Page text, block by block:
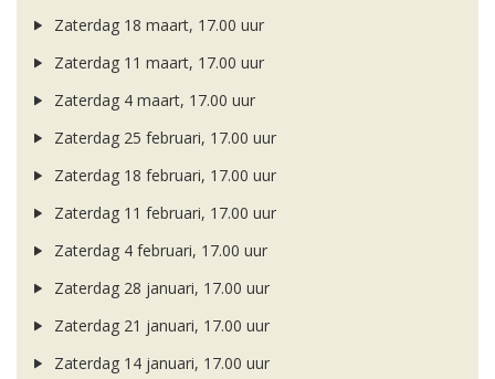
Zaterdag 18 maart, 17.00 uur
Zaterdag 11 maart, 17.00 uur
Zaterdag 4 maart, 17.00 uur
Zaterdag 25 februari, 17.00 uur
Zaterdag 18 februari, 17.00 uur
Zaterdag 11 februari, 17.00 uur
Zaterdag 4 februari, 17.00 uur
Zaterdag 28 januari, 17.00 uur
Zaterdag 21 januari, 17.00 uur
Zaterdag 14 januari, 17.00 uur